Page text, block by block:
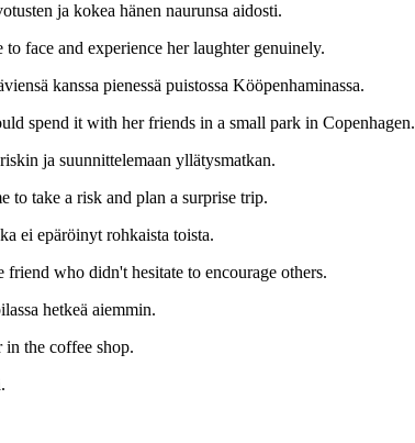
ja kokea hänen naurunsa aidosti.
face and experience her laughter genuinely.
kanssa pienessä puistossa Kööpenhaminassa.
spend it with her friends in a small park in Copenhagen.
ja suunnittelemaan yllätysmatkan.
to take a risk and plan a surprise trip.
ei epäröinyt rohkaista toista.
who didn't hesitate to encourage others.
hetkeä aiemmin.
in the coffee shop.